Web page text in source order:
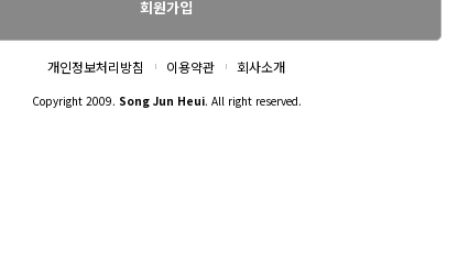
회원가입
개인정보처리방침 이용약관 회사소개
Copyright 2009. Song Jun Heui. All right reserved.